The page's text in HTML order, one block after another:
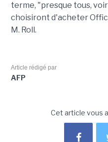
terme, "presque tous,
choisiront d'acheter
M. Roll.
Article rédigé par
AFP
Cet article vous